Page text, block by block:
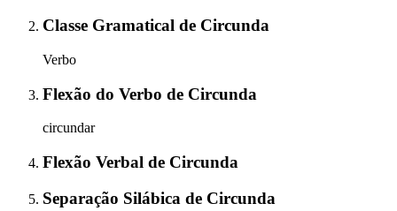
Classe Gramatical de Circunda
Verbo
Flexão do Verbo de Circunda
circundar
Flexão Verbal de Circunda
Separação Silábica de Circunda